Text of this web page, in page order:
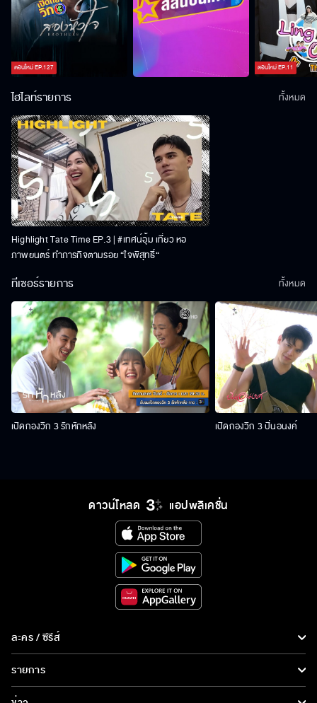
ตอนใหม่EP.127 ตอนใหม่EP.11
ไฮไลท์รายการ
Highlight Tate Time EP.3 | #เทศน์อุ้ม เที่ยว หอ
ภาพยนตร์ ทำภารกิจตามรอย “ใจพิสุทธิ์“
ทั้งหมด
ทีเซอร์รายการ
เปิดกองวิก 3 รักหักหลัง เปิดกองวิก 3 ปิ่นอนงค์
ทั้งหมด
ดาวน์โหลด แอปพลิเคชั่น
ละคร / ซีรีส์
ละคร/ซีรีส์
ซีรีส์นานาชาติ
รายการ
รายการทั้งหมด